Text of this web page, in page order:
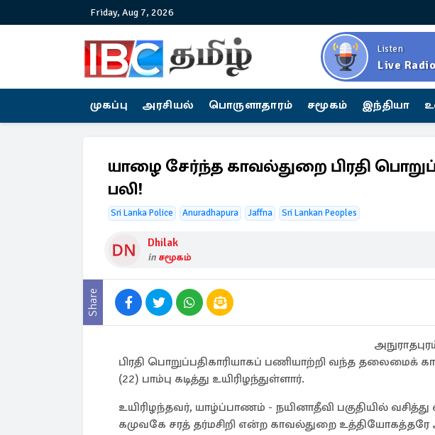
Friday, Aug 7, 2026
Listen
Live Radio
முகப்பு அரசியல் பொருளாதாரம் சமூகம் இந்தியா
யாழை சேர்ந்த காவல்துறை பிரதி
பலி!
Sri Lanka Police Anuradhapura Jaffna Sri Lankan Peoples
Dhilak
in சமூகம்
Share
பிரதி பொறுப்பதிகாரியாகப் பணியாற்றி வந்த தலைமைக்
(22) பாம்பு கடித்து உயிரிழந்துள்ளார்.
உயிரிழந்தவர், யாழ்ப்பாணம் - நயினாதீவி பகுதியில்
கமுவகே சரத் தர்மசிறி என்ற காவல்துறை